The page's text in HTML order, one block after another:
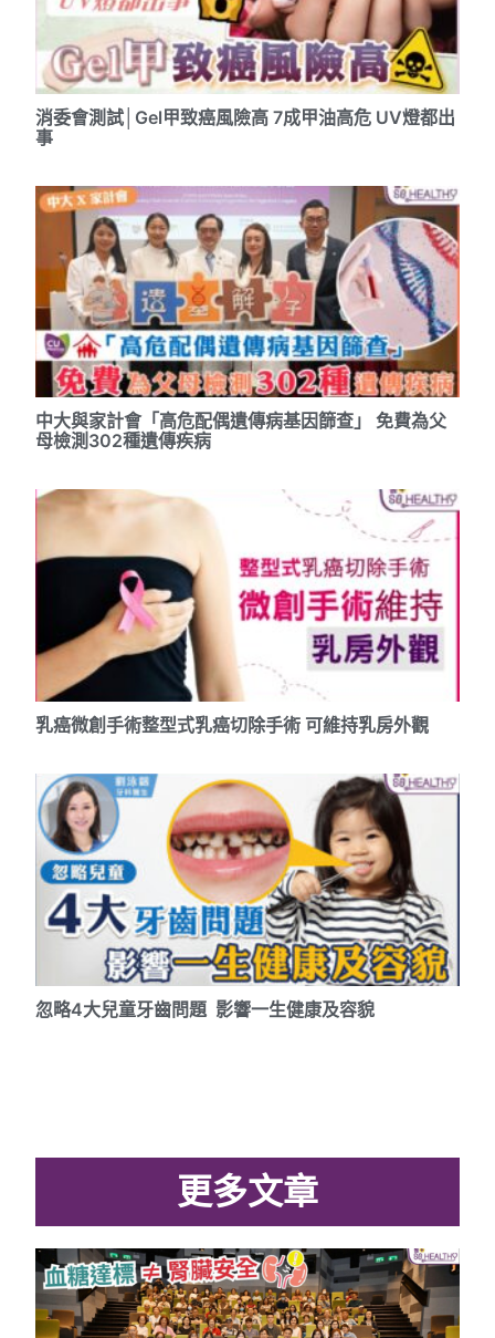
消委會測試│Gel甲致癌風險高 7成甲油高危 UV燈都出
事
中大與家計會「高危配偶遺傳病基因篩查」 免費為父
母檢測302種遺傳疾病
乳癌微創手術整型式乳癌切除手術 可維持乳房外觀
忽略4大兒童牙齒問題 影響一生健康及容貌
更多文章